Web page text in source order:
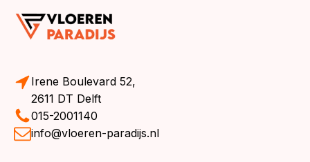
Irene Boulevard 52,
2611 DT Delft
015-2001140
info@vloeren-paradijs.nl